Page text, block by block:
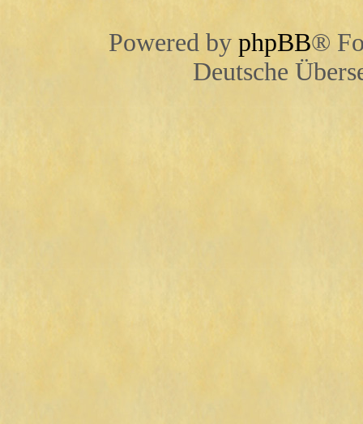
Powered by phpBB®
Deutsche